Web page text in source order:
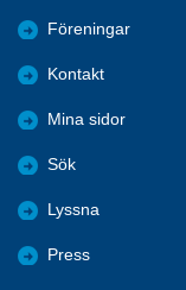
Föreningar
Kontakt
Mina sidor
Sök
Lyssna
Press